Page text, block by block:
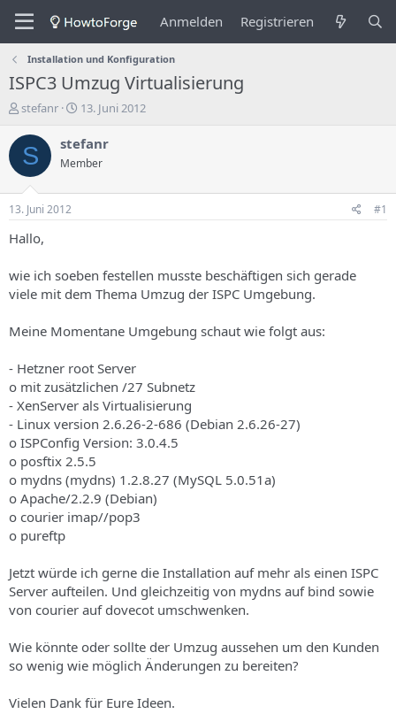
Anmelden Registrieren
Installation und Konfiguration
ISPC3 Umzug Virtualisierung
E
s
t
e
e
r
s
T
e
a
s
stefanr
E
s
e
d
a
u
13. Juni 2012
S stefanr
Member
13. Juni 2012 #1
Hallo,
wie ich soeben festellen musste beschäftigen sich gerade
viele mit dem Thema Umzug der ISPC Umgebung.
Meine Momentane Umgebung schaut wie folgt aus:
- Hetzner root Server
o mit zusätzlichen /27 Subnetz
- XenServer als Virtualisierung
- Linux version 2.6.26-2-686 (Debian 2.6.26-27)
o ISPConfig Version: 3.0.4.5
o posftix 2.5.5
o mydns (mydns) 1.2.8.27 (MySQL 5.0.51a)
o Apache/2.2.9 (Debian)
o courier imap//pop3
o pureftp
Jetzt würde ich gerne die Installation auf mehr als einen ISPC
Server aufteilen. Und gleichzeitig von mydns auf bind sowie
von courier auf dovecot umschwenken.
Wie könnte oder sollte der Umzug aussehen um den Kunden
so wenig wie möglich Änderungen zu bereiten?
Vielen Dank für Eure Ideen.